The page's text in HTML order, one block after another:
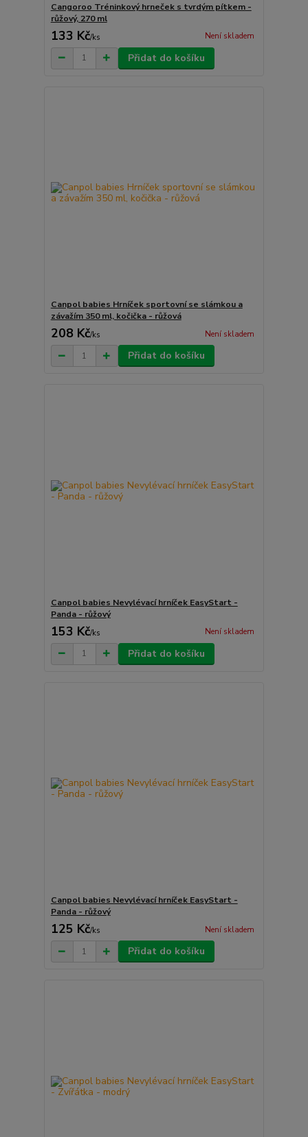
Cangoroo Tréninkový hrneček s tvrdým pítkem -
růžový, 270 ml
133 Kč/ks Není skladem
Přidat do košíku
Canpol babies Hrníček sportovní se slámkou a
závažím 350 ml, kočička - růžová
208 Kč/ks Není skladem
Přidat do košíku
Canpol babies Nevylévací hrníček EasyStart -
Panda - růžový
153 Kč/ks Není skladem
Přidat do košíku
Canpol babies Nevylévací hrníček EasyStart -
Panda - růžový
125 Kč/ks Není skladem
Přidat do košíku